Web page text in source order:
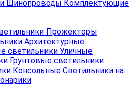
Шинопроводы Комплектующие
Прожекторы
Архитектурные
светильники Уличные
Грунтовые светильники
Консольные Светильники на